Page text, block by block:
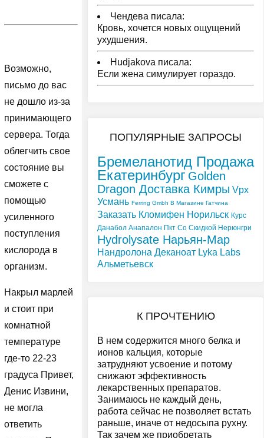
Возможно,
письмо до вас
не дошло из-за
принимающего
сервера. Тогда
облегчить свое
состояние вы
сможете с
помощью
усиленного
поступления
кислорода в
организм.
Накрыл марлей
и стоит при
комнатной
температуре
где-то 22-23
градуса Привет,
Денис Извини,
не могла
ответить
Чендева писала:
Кровь, хочется новых ощущений
ухудшения.
Hudjakova писала:
Если жена симулирует гораздо.
ПОПУЛЯРНЫЕ ЗАПРОСЫ
Бремеланотид Продажа
Екатеринбург Golden
Dragon Доставка Кимры Vpx
Усмань Ferring Gmbh В Магазине Гатчина
Заказать Кломифен Норильск Курс
Данабол Анапалон Пкт Со Скидкой Нерюнгри
Hydrolysate Нарьян-Мар
Нандролона Деканоат Lyka Labs
Альметьевск
К ПРОЧТЕНИЮ
В нем содержится много белка и
ионов кальция, которые
затрудняют усвоение и потому
снижают эффективность
лекарственных препаратов.
Занимаюсь не каждый день,
работа сейчас не позволяет встать
раньше, иначе от недосыпа рухну.
Так зачем же приобретать